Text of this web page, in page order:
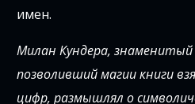
имен.
Милан Кундера, знаменитый
позволивший магии книги
цифр, размышлял о